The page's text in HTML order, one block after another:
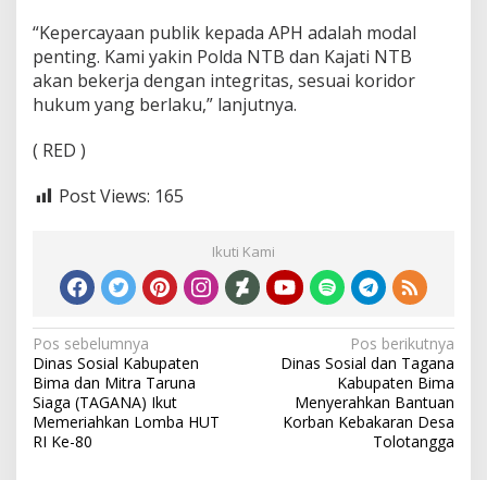
“Kepercayaan publik kepada APH adalah modal
penting. Kami yakin Polda NTB dan Kajati NTB
akan bekerja dengan integritas, sesuai koridor
hukum yang berlaku,” lanjutnya.
( RED )
Post Views: 165
Ikuti Kami
Navigasi
pos
Pos sebelumnya
Dinas Sosial Kabupaten
Bima dan Mitra Taruna
Siaga (TAGANA) Ikut
Memeriahkan Lomba HUT
RI Ke-80
Pos berikutnya
Dinas Sosial dan Tagana
Kabupaten Bima
Menyerahkan Bantuan
Korban Kebakaran Desa
Tolotangga